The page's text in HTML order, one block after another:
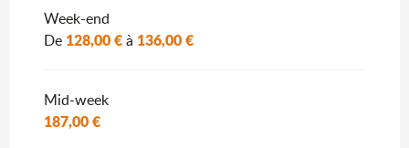
Week-end
De 128,00 €à 136,00 €
Mid-week
187,00 €